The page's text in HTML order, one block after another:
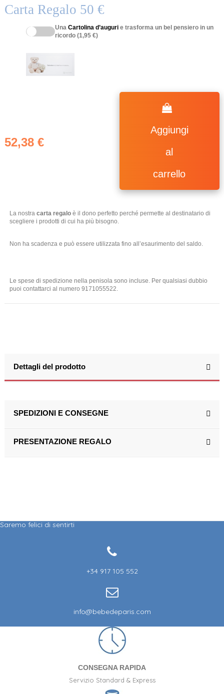
Carta Regalo 50 €
UnaCartolina d’auguri e trasforma un bel pensiero in un
ricordo (1,95 €)
52,38 €
Aggiungi
al
carrello
La nostra carta regalo è il dono perfetto perché permette al destinatario di
scegliere i prodotti di cui ha più bisogno.
Non ha scadenza e può essere utilizzata fino all’esaurimento del saldo.
Le spese di spedizione nella penisola sono incluse. Per qualsiasi dubbio
puoi contattarci al numero 9171055522.
Dettagli del prodotto
SPEDIZIONI E CONSEGNE
PRESENTAZIONE REGALO
Saremo felici di sentirti
+34 917 105 552
info@bebedeparis.com
CONSEGNA RAPIDA
Servizio Standard & Express